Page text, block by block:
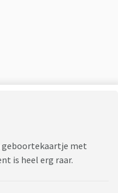
geboortekaartje met
is heel erg raar.